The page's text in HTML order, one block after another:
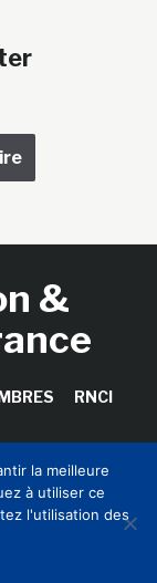
&
RNCI
CLIC France /
la meilleure
à utiliser ce
l'utilisation des